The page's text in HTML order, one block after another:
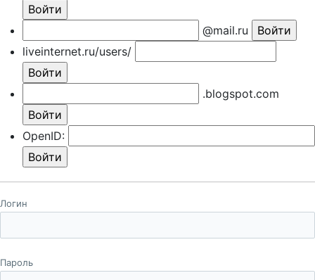
@mail.ru
liveinternet.ru/users/
.blogspot.com
OpenID:
Логин
Пароль